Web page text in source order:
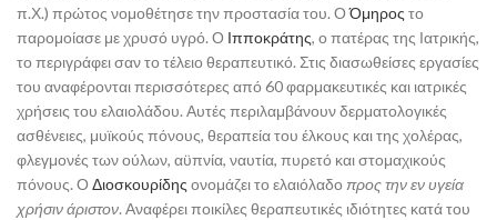
π.Χ.) πρώτος νομοθέτησε την προστασία του. ΟΌμηρος το
παρομοίασε με χρυσό υγρό. Ο Ιπποκράτης, ο πατέρας της Ιατρικής,
το περιγράφει σαν το τέλειο θεραπευτικό. Στις διασωθείσες εργασίες
του αναφέρονται περισσότερες από 60 φαρμακευτικές και ιατρικές
χρήσεις του ελαιολάδου. Αυτές περιλαμβάνουν δερματολογικές
ασθένειες, μυϊκούς πόνους, θεραπεία του έλκους και της χολέρας,
φλεγμονές των ούλων, αϋπνία, ναυτία, πυρετό και στομαχικούς
πόνους. ΟΔιοσκουρίδης ονομάζει το ελαιόλαδο προς την εν υγεία
χρήσιν άριστον. Αναφέρει ποικίλες θεραπευτικές ιδιότητες κατά του